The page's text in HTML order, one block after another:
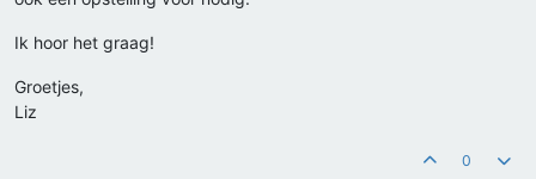
Ik hoor het graag!
Groetjes,
Liz
0